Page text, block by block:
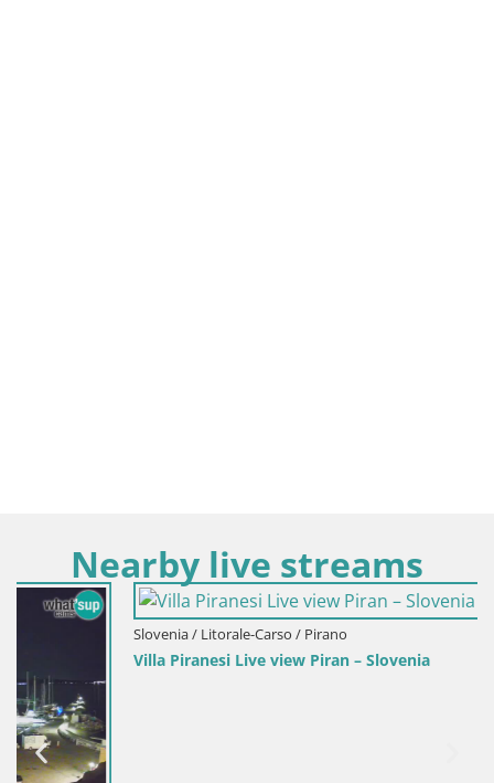
Nearby live streams
Slovenia / Litorale-Carso / Pirano
Villa Piranesi Live view Piran – Slovenia